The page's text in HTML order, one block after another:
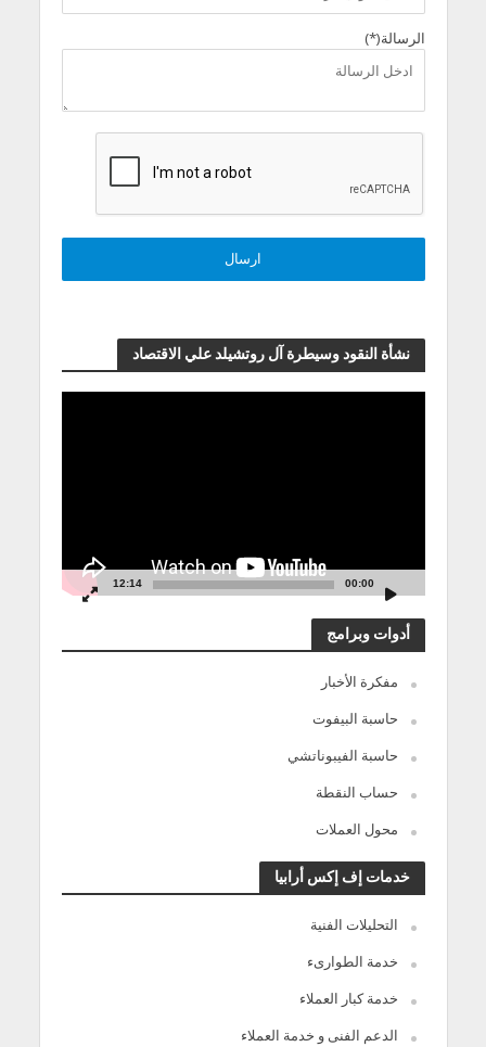
الرسالة(*)
نشأة النقود وسيطرة آل روتشيلد علي الاقتصاد
00:00
12:14
أدوات وبرامج
مفكرة الأخبار
حاسبة البيفوت
حاسبة الفيبوناتشي
حساب النقطة
محول العملات
خدمات إف إكس أرابيا
التحليلات الفنية
خدمة الطوارىء
خدمة كبار العملاء
الدعم الفنى و خدمة العملاء